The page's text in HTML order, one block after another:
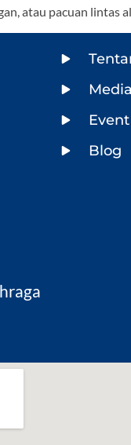
atau pacuan lintas
Event
Blog